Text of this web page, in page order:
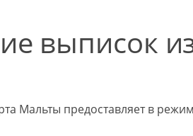
выписок
Мальты предоставляет в